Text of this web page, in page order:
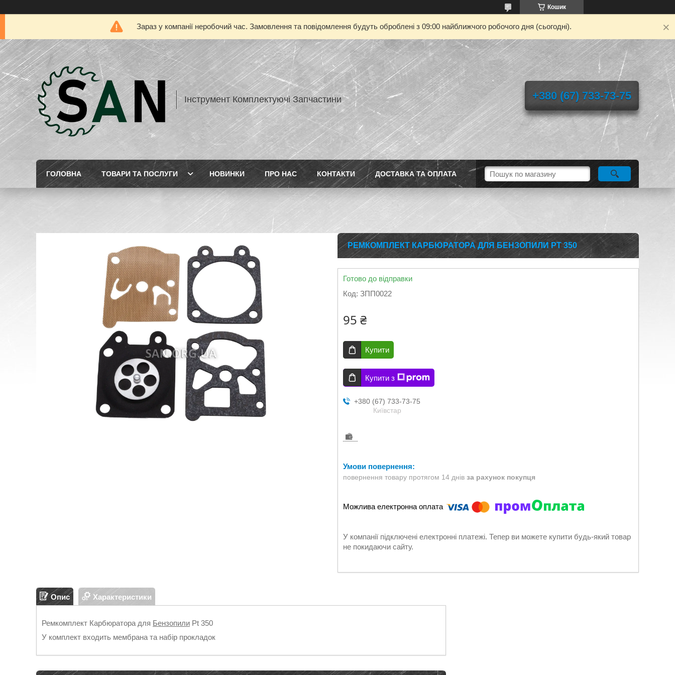
Кошик
Зараз у компанії неробочий час. Замовлення та повідомлення будуть оброблені з 09:00 найближчого робочого дня (сьогодні).
Інструмент Комплектуючі Запчастини +380 (67) 733-73-75
ГОЛОВНА ТОВАРИ ТА ПОСЛУГИ НОВИНКИ ПРО НАС КОНТАКТИ ДОСТАВКА ТА ОПЛАТА
РЕМКОМПЛЕКТ КАРБЮРАТОРА ДЛЯ БЕНЗОПИЛИ PT 350
Готово до відправки
Код: ЗПП0022
95 ₴
Купити
Купити з
+380 (67) 733-73-75
Київстар
повернення товару протягом 14 днів за рахунок покупця
У компанії підключені електронні платежі. Тепер ви можете купити будь-який товар
не покидаючи сайту.
Опис Характеристики
Ремкомплект Карбюратора для Бензопили Pt 350
У комплект входить мембрана та набір прокладок